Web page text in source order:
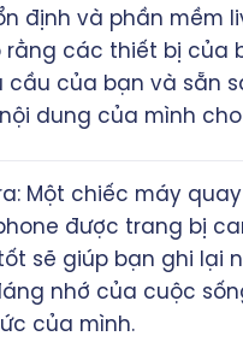
định và phần mềm
rằng các thiết bị của
cầu của bạn và sẵn
dung của mình cho
Một chiếc máy
được trang bị
sẽ giúp bạn ghi lại
nhớ của cuộc
của mình.